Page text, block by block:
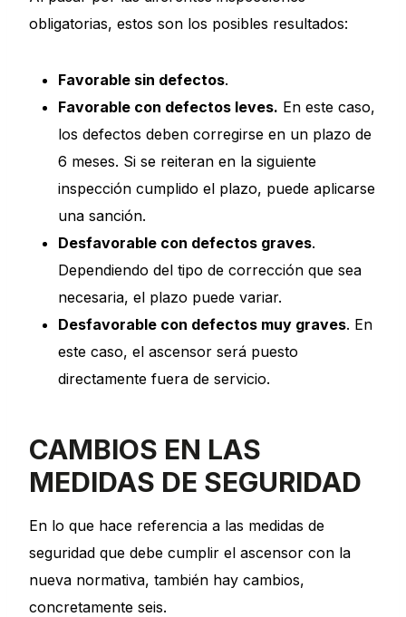
obligatorias, estos son los posibles resultados:
Favorable sin defectos.
Favorable con defectos leves. En este caso,
los defectos deben corregirse en un plazo de
6 meses. Si se reiteran en la siguiente
inspección cumplido el plazo, puede aplicarse
una sanción.
Desfavorable con defectos graves.
Dependiendo del tipo de corrección que sea
necesaria, el plazo puede variar.
Desfavorable con defectos muy graves. En
este caso, el ascensor será puesto
directamente fuera de servicio.
CAMBIOS EN LAS
MEDIDAS DE SEGURIDAD
En lo que hace referencia a las medidas de
seguridad que debe cumplir el ascensor con la
nueva normativa, también hay cambios,
concretamente seis.